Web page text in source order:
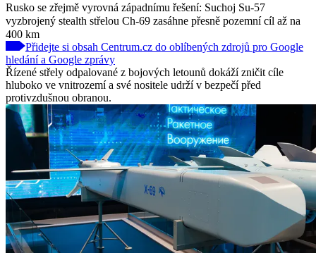
Rusko se zřejmě vyrovná západnímu řešení: Suchoj Su-57
vyzbrojený stealth střelou Ch-69 zasáhne přesně pozemní cíl až na
400 km
Přidejte si obsah Centrum.cz do oblíbených zdrojů pro Google
hledání a Google zprávy
Řízené střely odpalované z bojových letounů dokáží zničit cíle
hluboko ve vnitrozemí a své nositele udrží v bezpečí před
protivzdušnou obranou.